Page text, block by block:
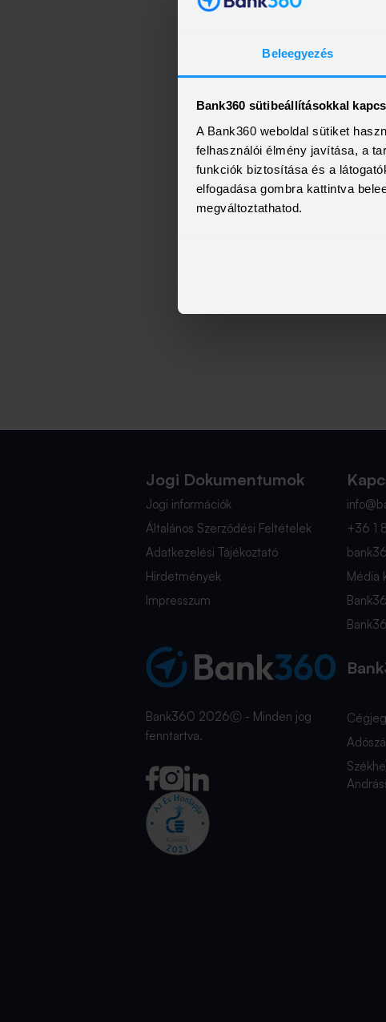
Beleegyezés
Bank360 sütibeállításokkal
A Bank360 weboldal sütiket
felhasználói élmény javítása, a
funkciók biztosítása és a
elfogadása gombra kattintva
megváltoztathatod.
Jogi Dokumentumok
Jogi információk
Általános Szerződési Feltételek
Adatkezelési Tájékoztató
Hirdetmények
Impresszum
+36 1
Média
Bank360 2026Ⓒ - Minden jog
fenntartva.